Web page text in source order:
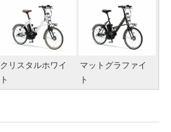
クリスタルホワイ
ト
マットグラファイ
ト